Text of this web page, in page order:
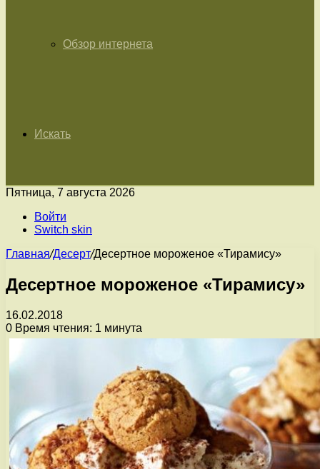
Обзор интернета
Искать
Пятница, 7 августа 2026
Войти
Switch skin
Главная/Десерт/Десертное мороженое «Тирамису»
Десертное мороженое «Тирамису»
16.02.2018
0 Время чтения: 1 минута